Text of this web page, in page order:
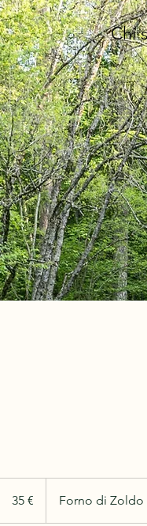
Chi
35 € Forno di Zoldo